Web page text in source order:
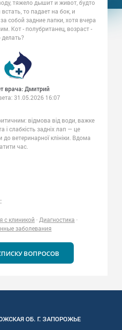
тяжело дышит и живот, будто
то падает на бок, и
собой задние лапки, хотя вчера
Кот - полубританец, возраст -
врача: Дмитрий
31.05.2026 16:07
відмова від води, важке
і слабкість задніх лап — це
до ветеринарної клініки. Вдома
час.
с клиникой · Диагностика ·
заболевания
ВОПРОСОВ
ОБ. Г. ЗАПОРОЖЬЕ